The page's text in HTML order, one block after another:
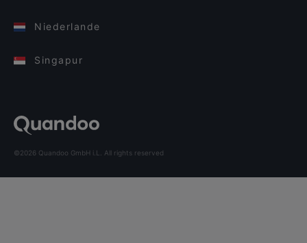
Niederlande
Singapur
©2026 Quandoo GmbH i.L. All rights reserved